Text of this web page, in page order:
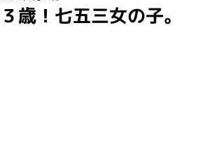
３歳！七五三女の子。